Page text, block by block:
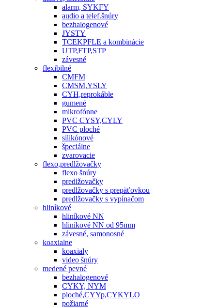
alarm, SYKFY
audio a telef.šnúry
bezhalogenové
JYSTY
TCEKPFLE a kombinácie
UTP,FTP,STP
závesné
flexibilné
CMFM
CMSM,YSLY
CYH,reprokáble
gumené
mikrofónne
PVC CYSY,CYLY
PVC ploché
silikónové
špeciálne
zvarovacie
flexo,predlžovačky
flexo šnúry
predlžovačky
predlžovačky s prepäťovkou
predlžovačky s vypínačom
hliníkové
hliníkové NN
hliníkové NN od 95mm
závesné, samonosné
koaxialne
koaxialy
video šnúry
medené pevné
bezhalogenové
CYKY, NYM
ploché,CYYp,CYKYLO
požiarné